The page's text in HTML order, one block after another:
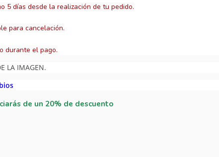
5 días desde la realización de tu pedido.
para cancelación.
durante el pago.
LA IMAGEN.
de un 20% de descuento